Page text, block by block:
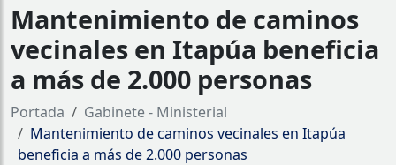
Mantenimiento de caminos
vecinales en Itapúa beneficia
a más de 2.000 personas
Portada
Gabinete - Ministerial
Mantenimiento de caminos vecinales en Itapúa
beneficia a más de 2.000 personas